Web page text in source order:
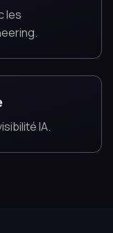
les
IA.